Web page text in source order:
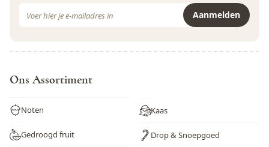
Aanmelden
Ons Assortiment
Noten
Gedroogd fruit
Kaas
Drop & Snoepgoed